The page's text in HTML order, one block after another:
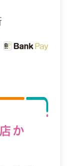
か